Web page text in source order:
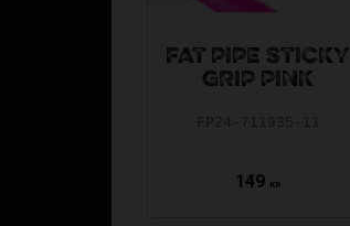
FAT PIPE STICKY
GRIP PINK
149 KR